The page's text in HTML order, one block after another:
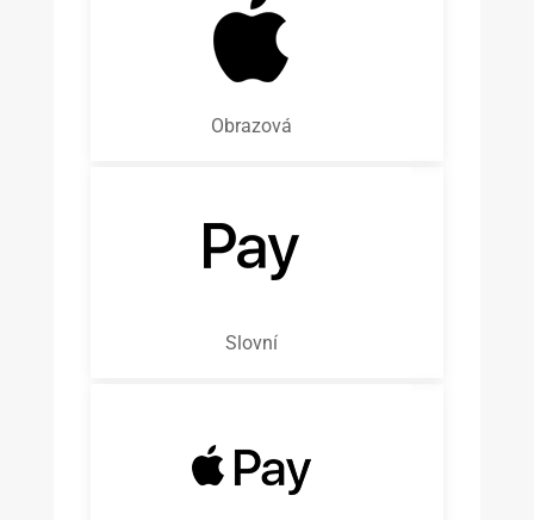
Obrazová
Slovní